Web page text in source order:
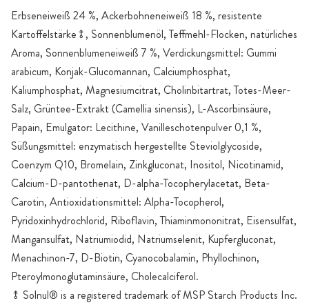
Erbseneiweiß 24 %, Ackerbohneneiweiß 18 %, resistente
Kartoffelstärke⥉, Sonnenblumenöl, Teffmehl-Flocken, natürliches
Aroma, Sonnenblumeneiweiß 7 %, Verdickungsmittel: Gummi
arabicum, Konjak-Glucomannan, Calciumphosphat,
Kaliumphosphat, Magnesiumcitrat, Cholinbitartrat, Totes-Meer-
Salz, Grüntee-Extrakt (Camellia sinensis), L-Ascorbinsäure,
Papain, Emulgator: Lecithine, Vanilleschotenpulver 0,1 %,
Süßungsmittel: enzymatisch hergestellte Steviolglycoside,
Coenzym Q10, Bromelain, Zinkgluconat, Inositol, Nicotinamid,
Calcium-D-pantothenat, D-alpha-Tocopherylacetat, Beta-
Carotin, Antioxidationsmittel: Alpha-Tocopherol,
Pyridoxinhydrochlorid, Riboflavin, Thiaminmononitrat, Eisensulfat,
Mangansulfat, Natriumiodid, Natriumselenit, Kupfergluconat,
Menachinon-7, D-Biotin, Cyanocobalamin, Phyllochinon,
Pteroylmonoglutaminsäure, Cholecalciferol.
⥉ Solnul® is a registered trademark of MSP Starch Products Inc.